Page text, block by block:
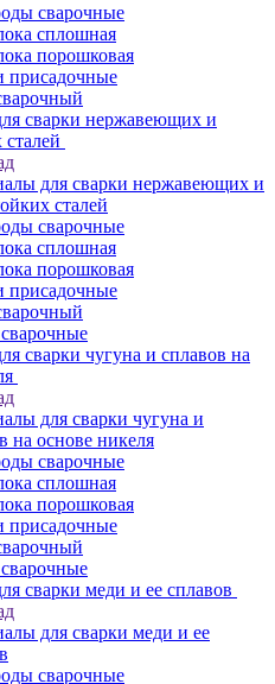
сварочные
сплошная
порошковая
присадочные
сварки нержавеющих и
для сварки нержавеющих и
сталей
сварочные
сплошная
порошковая
присадочные
сварки чугуна и сплавов на
для сварки чугуна и
на основе никеля
сварочные
сплошная
порошковая
присадочные
сварки меди и ее сплавов
для сварки меди и ее
сварочные